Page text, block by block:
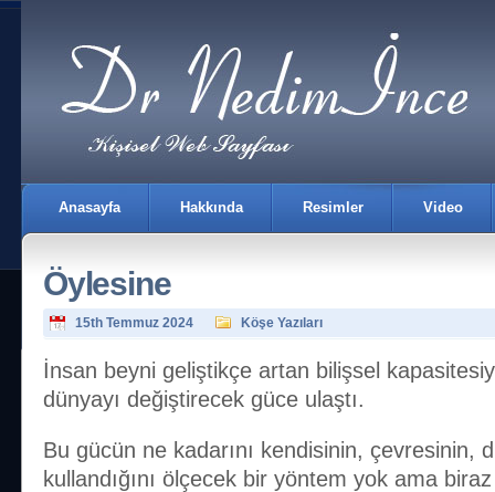
Anasayfa Hakkında Resimler Video
İletişim
Öylesine
15th Temmuz 2024 Köşe Yazıları
İnsan beyni geliştikçe artan bilişsel
dünyayı değiştirecek güce ulaştı.
Bu gücün ne kadarını kendisinin, çevresinin,
kullandığını ölçecek bir yöntem yok ama